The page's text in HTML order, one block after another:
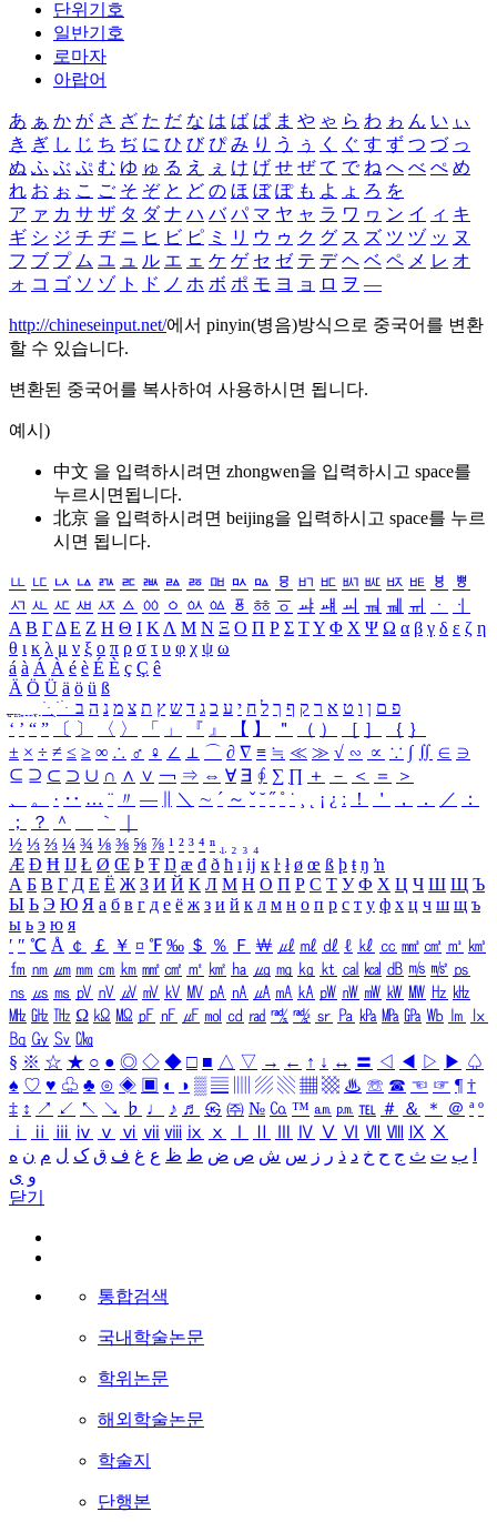
단위기호
일반기호
로마자
아랍어
あ ぁ か が さ ざ た だ な は ば ぱ ま や ゃ ら わ ゎ ん い ぃ
き ぎ し じ ち ぢ に ひ び ぴ み り う ぅ く ぐ す ず つ づ っ
ぬ ふ ぶ ぷ む ゆ ゅ る え ぇ け げ せ ぜ て で ね へ べ ぺ め
れ お ぉ こ ご そ ぞ と ど の ほ ぼ ぽ も よ ょ ろ を
ア ァ カ サ ザ タ ダ ナ ハ バ パ マ ヤ ャ ラ ワ ヮ ン イ ィ キ
ギ シ ジ チ ヂ ニ ヒ ビ ピ ミ リ ウ ゥ ク グ ス ズ ツ ヅ ッ ヌ
フ ブ プ ム ユ ュ ル エ ェ ケ ゲ セ ゼ テ デ ヘ ベ ペ メ レ オ
ォ コ ゴ ソ ゾ ト ド ノ ホ ボ ポ モ ヨ ョ ロ ヲ ―
http://chineseinput.net/에서 pinyin(병음)방식으로 중국어를 변환
할 수 있습니다.
변환된 중국어를 복사하여 사용하시면 됩니다.
예시)
中文 을 입력하시려면 zhongwen을 입력하시고 space를
누르시면됩니다.
北京 을 입력하시려면 beijing을 입력하시고 space를 누르
시면 됩니다.
ㅥ ㅦ ㅧ ㅨ ㅩ ㅪ ㅫ ㅬ ㅭ ㅮ ㅯ ㅰ ㅱ ㅲ ㅳ ㅴ ㅵ ㅶ ㅷ ㅸ
ㅹ
ㅺ ㅻ ㅼ ㅽ ㅾ ㅿ ㆀ ㆁ ㆂ ㆃ ㆄ ㆅ ㆆ ㆇ ㆈ ㆉ ㆊ ㆋ ㆌ ㆍ
ㆎ
Α Β ΓΔ Ε Ζ Η Θ Ι ΚΛ Μ Ν Ξ Ο Π Ρ Σ ΤΥ Φ Χ Ψ Ω α β γ δ ε ζ η
θ ι κ λ μ ν ξ ο π ρ σ τ υ φ χ ψ ω
á à Á À é è É È ç Ç ê
Ä Ö Ü ä ö ü ß
ִֶֹ ֻּ ׁׂ פ ם ן ו ט א ר ק ף ך ל ח י ע כ ג ד ש ץ ת צ מ נ ה ב
‘ ’ “ ” 〔 〕 〈 〉 「 」 『 』 【 】 ＂ （ ） ［ ］ ｛ ｝
± × ÷ ≠ ≤ ≥ ∞ ∴ ♂ ♀ ∠ ⊥ ⌒ ∂ ∇ ≡ ≒ ≪ ≫ √ ∽ ∝ ∵ ∫ ∬ ∈ ∋
⊆ ⊇ ⊂ ⊃ ∪ ∩ ∧ ∨ ￢ ⇒ ⇔ ∀ ∃ ∮ ∑ ∏ ＋ － ＜ ＝
＞
、
。 · ‥ … ¨ 〃 ― ＼ ∼ ´ ～ ˇ ˘ ˝ ˚ ˙ ¸ ¡ ¿ ː ！ ＇ ， ． ／
：
；
？ ＾ ｀
½ ⅓ ⅔ ¼ ¾ ⅛ ⅜ ⅝ ⅞ ¹ ² ³ ⁴ ⁿ ₁ ₂ ₃ ₄
Æ Ð Ħ Ĳ Ł Ø Œ Þ Ŧ Ŋ æ đ ð ħ ı ĳ ĸ ŀ ł ø œ ß þ ŧ ŋ ŉ
А Б В Г Д Е Ё Ж З И Й К Л М Н О П Р С Т У Ф Х Ц Ч Ш Щ Ъ
Ы Ь Э Ю Я а б в г д е ё ж з и й к л м н о п р с т у ф х ц ч ш щ ъ
ы ь э ю я
′ ″ ℃ Å ￠ ￡ ￥ ¤ ℉ ‰ ＄ ％ Ｆ ￦ ㎕ ㎖ ㎗ ℓ ㎘ ㏄ ㎣ ㎤ ㎥ ㎦
㎙ ㎚ ㎛ ㎜ ㎝ ㎞ ㎟ ㎠ ㎡ ㎢ ㏊ ㎍ ㎎ ㎏ ㏏ ㎈ ㎉ ㏈ ㎧ ㎨ ㎰
㎱ ㎲ ㎳ ㎴ ㎵ ㎶ ㎷ ㎸ ㎹ ㎀ ㎁ ㎂ ㎃ ㎄ ㎺ ㎻ ㎽ ㎾ ㎿ ㎐ ㎑
㎒ ㎓ ㎔ Ω ㏀ ㏁ ㎊ ㎋ ㎌ ㏖ ㏅ ㎭ ㎮ ㎯ ㏛ ㎩ ㎪ ㎫ ㎬ ㏝ ㏐
㏓
㏃ ㏉ ㏜ ㏆
§ ※ ☆ ★ ○ ● ◎ ◇ ◆ □ ■ △ ▽ → ← ↑ ↓ ↔ 〓 ◁ ◀ ▷ ▶ ♤
♠ ♡ ♥ ♧ ♣ ⊙ ◈ ▣ ◐ ◑ ▒ ▤ ▨ ▧ ▦ ▩ ♨ ☏ ☎ ☜ ☞ ¶ †
‡ ↕ ↗ ↙ ↖ ↘ ♭ ♩ ♪ ♬ ㉿ ㈜ № ㏇ ™ ㏂ ㏘ ℡ ＃ ＆ ＊ ＠ ª º
ⅰ
ⅱ ⅲ ⅳ ⅴ ⅵ ⅶ ⅷ ⅸ ⅹ Ⅳ Ⅴ Ⅵ Ⅶ Ⅷ Ⅸ Ⅹ
ب ت ث ج ح خ د ذ ر ز س ش ص ض ط ظ ع غ ف ق ک ل م ن ه
و ی
닫기
통합검색
국내학술논문
학위논문
해외학술논문
학술지
단행본